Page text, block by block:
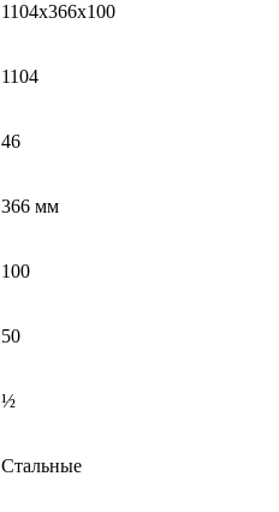
1104x366x100
1104
46
366 мм
100
50
½
Стальные